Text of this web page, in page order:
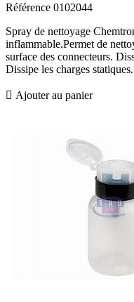
Référence 0102044
Spray de nettoyage
inflammable.Permet de
surface des connecteurs.
Dissipe les charges
 Ajouter au panier